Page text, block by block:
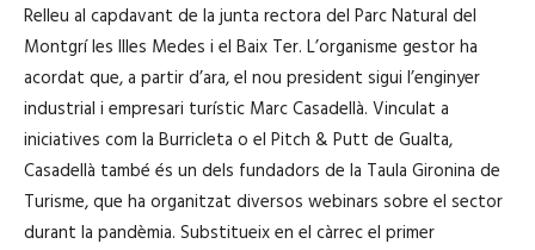
Relleu al capdavant de la junta rectora del Parc Natural del
Montgrí les Illes Medes i el Baix Ter. L’organisme gestor ha
acordat que, a partir d’ara, el nou president sigui l’enginyer
industrial i empresari turístic Marc Casadellà. Vinculat a
iniciatives com la Burricleta o el Pitch & Putt de Gualta,
Casadellà també és un dels fundadors de la Taula Gironina de
Turisme, que ha organitzat diversos webinars sobre el sector
durant la pandèmia. Substitueix en el càrrec el primer